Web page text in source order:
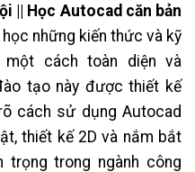
|| Học Autocad căn bản
những kiến thức và kỹ
cách toàn diện và
tạo này được thiết kế
cách sử dụng Autocad
thiết kế 2D và nắm bắt
trọng trong ngành công